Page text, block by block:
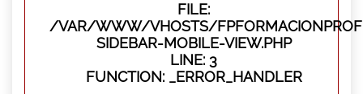
FILE:
/VAR/WWW/VHOSTS/
SIDEBAR-MOBILE-VIEW.PHP
LINE: 3
FUNCTION: _ERROR_HANDLER